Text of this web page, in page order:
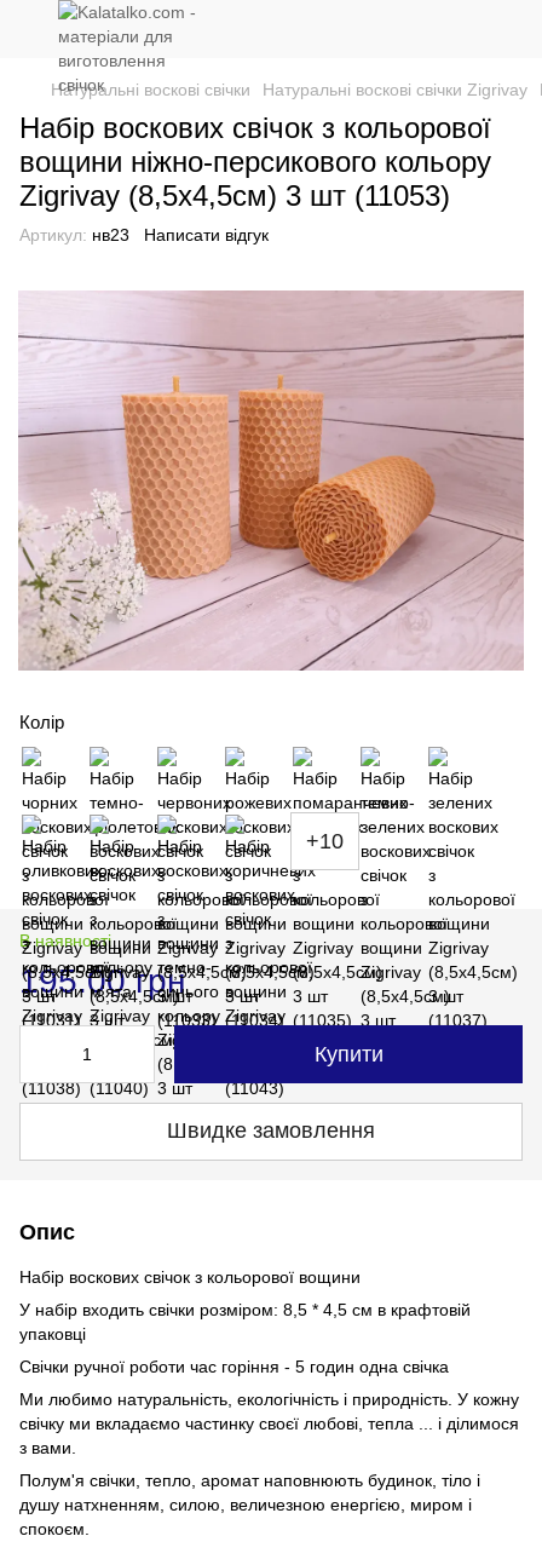
Натуральні воскові свічки Натуральні воскові свічки Zigrivay
Набір воскових свічок з кольорової
вощини ніжно-персикового кольору
Zigrivay (8,5х4,5см) 3 шт (11053)
Артикул: нв23 Написати відгук
Колір
+10
В наявності
195.00 грн
Купити
Швидке замовлення
Опис
Набір воскових свічок з кольорової вощини
У набір входить свічки розміром: 8,5 * 4,5 см в крафтовій
упаковці
Свічки ручної роботи час горіння - 5 годин одна свічка
Ми любимо натуральність, екологічність і природність. У кожну
свічку ми вкладаємо частинку своєї любові, тепла ... і ділимося
з вами.
Полум'я свічки, тепло, аромат наповнюють будинок, тіло і
душу натхненням, силою, величезною енергією, миром і
спокоєм.